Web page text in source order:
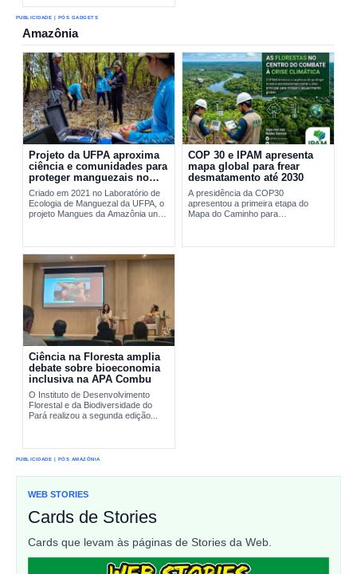
PUBLICIDADE | PÓS GADGETS
Amazônia
Projeto da UFPA aproxima
ciência e comunidades para
proteger manguezais no
Pará
Criado em 2021 no Laboratório de
Ecologia de Manguezal da UFPA, o
projeto Mangues da Amazônia une
COP 30 e IPAM apresenta
mapa global para frear
desmatamento até 2030
A presidência da COP30
apresentou a primeira etapa do
Mapa do Caminho para
Ciência na Floresta amplia
debate sobre bioeconomia
inclusiva na APA Combu
O Instituto de Desenvolvimento
Florestal e da Biodiversidade do
Pará realizou a segunda edição...
PUBLICIDADE | PÓS AMAZÔNIA
WEB STORIES
Cards de Stories
Cards que levam às páginas de Stories da Web.